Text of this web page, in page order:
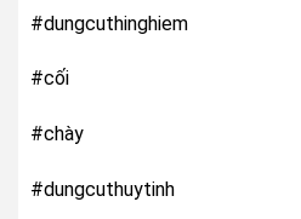
#dungcuthinghiem
#cối
#chày
#dungcuthuytinh